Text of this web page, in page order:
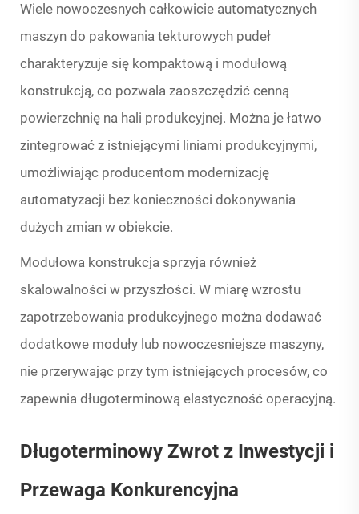
Wiele nowoczesnych całkowicie automatycznych
maszyn do pakowania tekturowych pudeł
charakteryzuje się kompaktową i modułową
konstrukcją, co pozwala zaoszczędzić cenną
powierzchnię na hali produkcyjnej. Można je łatwo
zintegrować z istniejącymi liniami produkcyjnymi,
umożliwiając producentom modernizację
automatyzacji bez konieczności dokonywania
dużych zmian w obiekcie.
Modułowa konstrukcja sprzyja również
skalowalności w przyszłości. W miarę wzrostu
zapotrzebowania produkcyjnego można dodawać
dodatkowe moduły lub nowoczesniejsze maszyny,
nie przerywając przy tym istniejących procesów, co
zapewnia długoterminową elastyczność operacyjną.
Długoterminowy Zwrot z Inwestycji i
Przewaga Konkurencyjna